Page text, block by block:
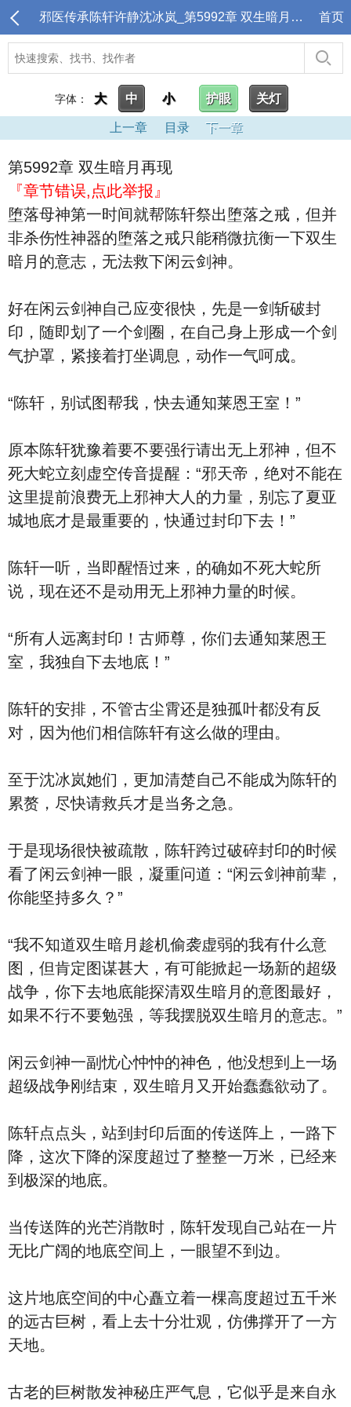
邪医传承陈轩许静沈冰岚_第5992章 双生暗月再现 首页
字体： 大 中 小 护眼 关灯
上一章 目录 下一章
第5992章 双生暗月再现
『章节错误,点此举报』
堕落母神第一时间就帮陈轩祭出堕落之戒，但并
非杀伤性神器的堕落之戒只能稍微抗衡一下双生
暗月的意志，无法救下闲云剑神。
好在闲云剑神自己应变很快，先是一剑斩破封
印，随即划了一个剑圈，在自己身上形成一个剑
气护罩，紧接着打坐调息，动作一气呵成。
“陈轩，别试图帮我，快去通知莱恩王室！”
原本陈轩犹豫着要不要强行请出无上邪神，但不
死大蛇立刻虚空传音提醒：“邪天帝，绝对不能在
这里提前浪费无上邪神大人的力量，别忘了夏亚
城地底才是最重要的，快通过封印下去！”
陈轩一听，当即醒悟过来，的确如不死大蛇所
说，现在还不是动用无上邪神力量的时候。
“所有人远离封印！古师尊，你们去通知莱恩王
室，我独自下去地底！”
陈轩的安排，不管古尘霄还是独孤叶都没有反
对，因为他们相信陈轩有这么做的理由。
至于沈冰岚她们，更加清楚自己不能成为陈轩的
累赘，尽快请救兵才是当务之急。
于是现场很快被疏散，陈轩跨过破碎封印的时候
看了闲云剑神一眼，凝重问道：“闲云剑神前辈，
你能坚持多久？”
“我不知道双生暗月趁机偷袭虚弱的我有什么意
图，但肯定图谋甚大，有可能掀起一场新的超级
战争，你下去地底能探清双生暗月的意图最好，
如果不行不要勉强，等我摆脱双生暗月的意志。”
闲云剑神一副忧心忡忡的神色，他没想到上一场
超级战争刚结束，双生暗月又开始蠢蠢欲动了。
陈轩点点头，站到封印后面的传送阵上，一路下
降，这次下降的深度超过了整整一万米，已经来
到极深的地底。
当传送阵的光芒消散时，陈轩发现自己站在一片
无比广阔的地底空间上，一眼望不到边。
这片地底空间的中心矗立着一棵高度超过五千米
的远古巨树，看上去十分壮观，仿佛撑开了一方
天地。
古老的巨树散发神秘庄严气息，它似乎是来自永